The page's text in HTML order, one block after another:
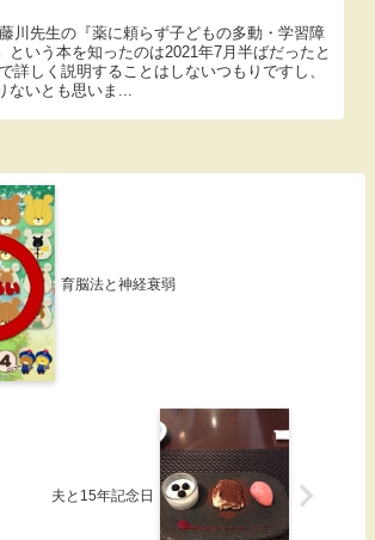
川先生の『薬に頼らず子どもの多動・学習障
という本を知ったのは2021年7月半ばだったと
詳しく説明することはしないつもりですし、
ないとも思いま...
育脳法と神経衰弱
夫と15年記念日